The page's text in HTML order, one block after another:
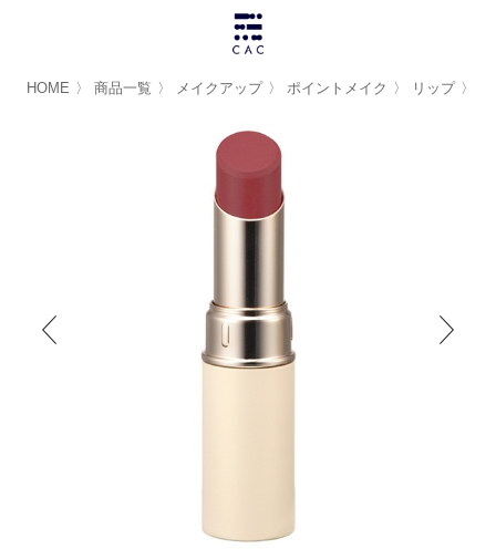
HOME 〉 商品一覧 〉 メイクアップ 〉 ポイントメイク 〉 リップ 〉